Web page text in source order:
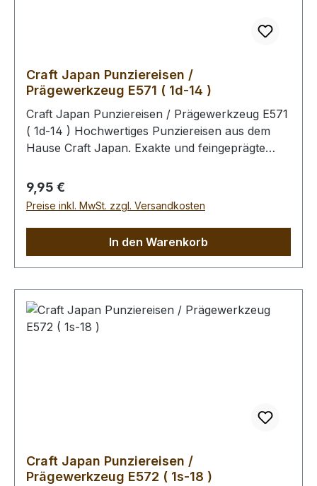
Craft Japan Punziereisen /
Prägewerkzeug E571 ( 1d-14 )
Craft Japan Punziereisen / Prägewerkzeug E571
( 1d-14 ) Hochwertiges Punziereisen aus dem
Hause Craft Japan. Exakte und feingeprägte
aus. Abmessungen: Breite: 9 mm, Länge: 13 mm
Zum Punzieren des Leders bitte die Oberfläche
mit einem Schwamm und lauwarmen Wasser
Im Anschluss kann das Leder gefärbt werden.
Unabhängig davon, ob das Leder gefärbt wird,
Oberfläche mit unserem Leder - Pflege -
Finish zu behandeln (Oberfläche wird schmutz-
und wasserabweisend). Bitte benutzen Sie zum
Regulärer Preis:
9,95 €
Preise inkl. MwSt. zzgl. Versandkosten
In den Warenkorb
Craft Japan Punziereisen /
Prägewerkzeug E572 ( 1s-18 )